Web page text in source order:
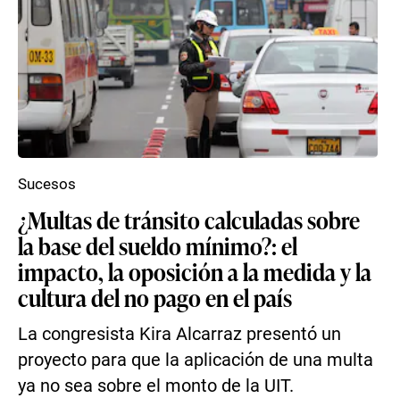
¿Multas de tránsito calculadas sobre
la base del sueldo mínimo?: el
impacto, la oposición a la medida y la
cultura del no pago en el país
La congresista Kira Alcarraz presentó un
proyecto para que la aplicación de una multa
ya no sea sobre el monto de la UIT.
Sucesos